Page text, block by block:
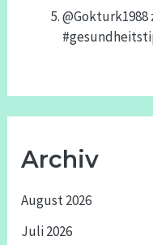
@Gokturk1988
Archiv
August 2026
Juli 2026